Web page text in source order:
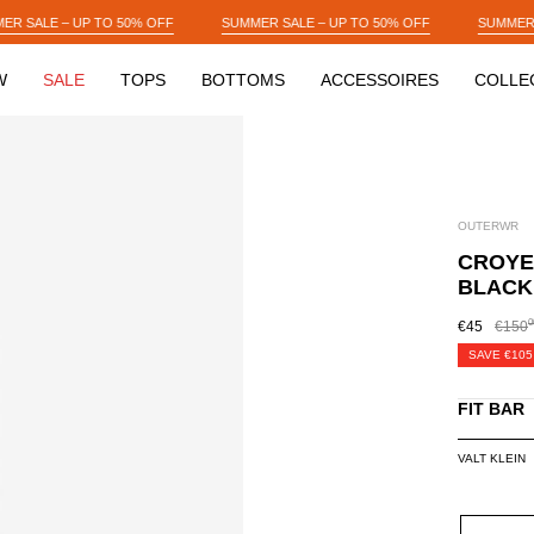
SUMMER SALE – UP TO 50% OFF SUMMER SALE – UP TO 50% OFF
SALE TOPS BOTTOMS ACCESSOIRES
OUTERWR
BLACK
€45 €150
SAVE €105
FIT BAR
VALT KLEIN
SIZE